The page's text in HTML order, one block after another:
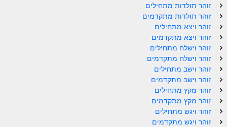
ספר הזוהר תולדות מתקדמים
ספר הזוהר ויצא מתחילים
ספר הזוהר ויצא מתקדמים
ספר הזוהר וישלח מתחילים
הזוהר הקדוש וישלח מתקדמים
הזוהר הקדוש וישב מתחילים
זוהר תולדות מתחילים
זוהר תולדות מתקדמים
זוהר ויצא מתחילים
זוהר ויצא מתקדמים
זוהר וישלח מתחילים
זוהר וישלח מתקדמים
זוהר וישב מתחילים
זוהר וישב מתקדמים
זוהר מקץ מתחילים
זוהר מקץ מתקדמים
זוהר ויגש מתחילים
זוהר ויגש מתקדמים